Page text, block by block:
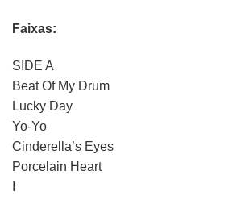
Faixas:
SIDE A
Beat Of My Drum
Lucky Day
Yo-Yo
Cinderella’s Eyes
Porcelain Heart